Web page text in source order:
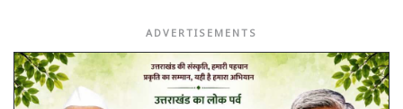
ADVERTISEMENTS